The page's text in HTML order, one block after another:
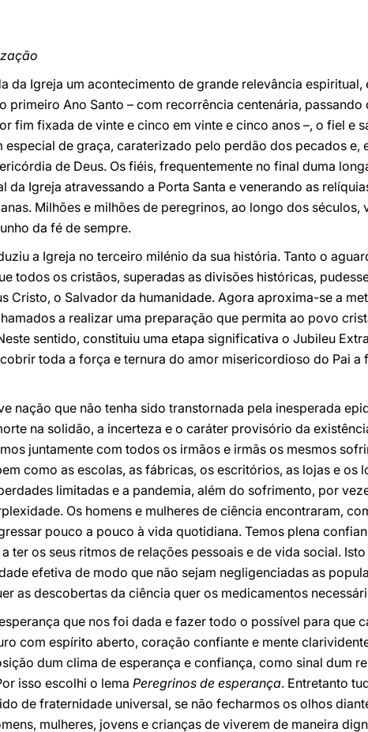
da Igreja um acontecimento de grande relevância espiritual,
primeiro Ano Santo – com recorrência centenária,
fim fixada de vinte e cinco em vinte e cinco anos –, o fiel e
de graça, caraterizado pelo perdão dos pecados e,
de Deus. Os fiéis, frequentemente no final duma
da Igreja atravessando a Porta Santa e venerando as
Milhões e milhões de peregrinos, ao longo dos séculos,
da fé de sempre.
a Igreja no terceiro milénio da sua história. Tanto o
todos os cristãos, superadas as divisões históricas,
Cristo, o Salvador da humanidade. Agora aproxima-se a
a realizar uma preparação que permita ao povo
sentido, constituiu uma etapa significativa o Jubileu
toda a força e ternura do amor misericordioso do Pai a
nação que não tenha sido transtornada pela inesperada
na solidão, a incerteza e o caráter provisório da
juntamente com todos os irmãos e irmãs os mesmos
como as escolas, as fábricas, os escritórios, as lojas e os
limitadas e a pandemia, além do sofrimento, por
Os homens e mulheres de ciência encontraram,
pouco a pouco à vida quotidiana. Temos plena
ter os seus ritmos de relações pessoais e de vida social.
efetiva de modo que não sejam negligenciadas as
as descobertas da ciência quer os medicamentos
que nos foi dada e fazer todo o possível para que
com espírito aberto, coração confiante e mente
dum clima de esperança e confiança, como sinal dum
isso escolhi o lema Peregrinos de esperança. Entretanto
de fraternidade universal, se não fecharmos os olhos
mulheres, jovens e crianças de viverem de maneira